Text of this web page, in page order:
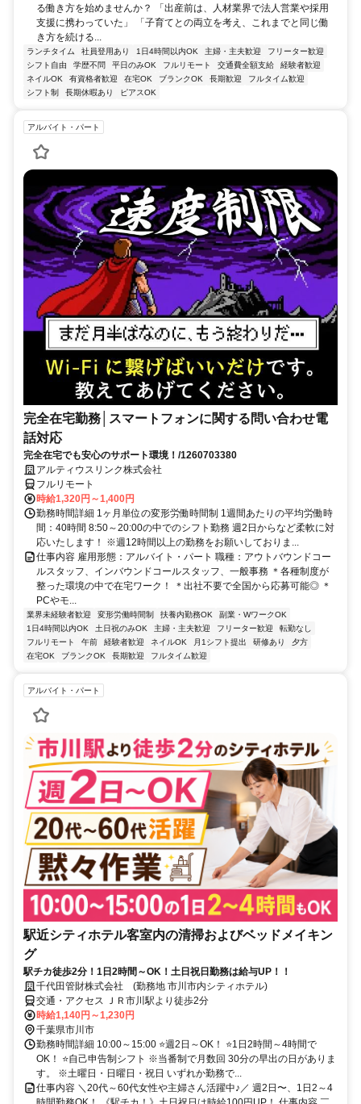
る働き方を始めませんか？ 「出産前は、人材業界で法人営業や採用
支援に携わっていた」 「子育てとの両立を考え、これまでと同じ働
き方を続ける...
ランチタイム 社員登用あり 1日4時間以内OK 主婦・主夫歓迎
フリーター歓迎
シフト自由
学歴不問 平日のみOK フルリモート 交通費全額支給
経験者歓迎
ネイルOK
有資格者歓迎 在宅OK ブランクOK 長期歓迎
フルタイム歓迎
シフト制
長期休暇あり ピアスOK
アルバイト・パート
完全在宅勤務│スマートフォンに関する問い合わせ電
話対応
完全在宅でも安心のサポート環境！/1260703380
アルティウスリンク株式会社
フルリモート
時給1,320円～1,400円
勤務時間詳細 1ヶ月単位の変形労働時間制 1週間あたりの平均労働時
間：40時間 8:50～20:00の中でのシフト勤務 週2日からなど柔軟に対
応いたします！ ※週12時間以上の勤務をお願いしておりま...
仕事内容 雇用形態：アルバイト・パート 職種：アウトバウンドコー
ルスタッフ、インバウンドコールスタッフ、一般事務 ＊各種制度が
整った環境の中で在宅ワーク！ ＊出社不要で全国から応募可能◎ ＊
PCやモ...
業界未経験者歓迎 変形労働時間制 扶養内勤務OK
副業・WワークOK
1日4時間以内OK
土日祝のみOK 主婦・主夫歓迎 フリーター歓迎
転勤なし
フルリモート
午前 経験者歓迎 ネイルOK 月1シフト提出 研修あり
夕方
在宅OK
ブランクOK 長期歓迎 フルタイム歓迎
アルバイト・パート
駅近シティホテル客室内の清掃およびベッドメイキン
グ
駅チカ徒歩2分！1日2時間～OK！土日祝日勤務は給与UP！！
千代田管財株式会社 (勤務地 市川市内シティホテル)
交通・アクセス ＪＲ市川駅より徒歩2分
時給1,140円～1,230円
千葉県市川市
勤務時間詳細 10:00～15:00 ⭐週2日～OK！ ⭐1日2時間～4時間で
OK！ ⭐自己申告制シフト ※当番制で月数回 30分の早出の日がありま
す。 ※土曜日・日曜日・祝日 いずれか勤務で...
仕事内容 ＼20代～60代女性や主婦さん活躍中♪／ 週2日〜、1日2～4